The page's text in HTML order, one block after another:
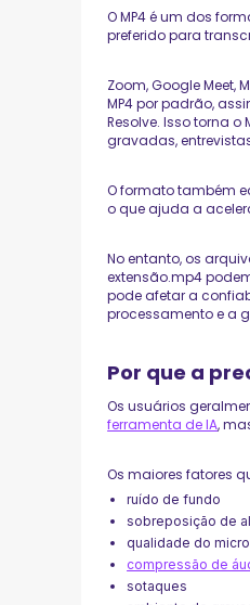
O MP4 é um dos
preferido para
Zoom, Google Meet,
MP4 por padrão,
Resolve. Isso torna
gravadas,
O formato também
o que ajuda a
No entanto, os
extensão.mp4
pode afetar a
processamento e a
Por que a
Os usuários
ferramenta de IA,
Os maiores fatores
ruído de fundo
sobreposição de
qualidade do
compressão de
sotaques